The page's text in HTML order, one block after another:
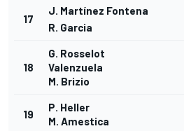
17
J. Martínez Fontena
R. Garcia
18
G. Rosselot
Valenzuela
M. Brizio
19
P. Heller
M. Amestica